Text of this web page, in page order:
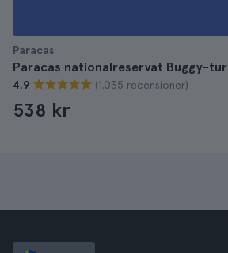
Paracas
Paracas nationalreservat Buggy-tur
4.9 (1.035 recensioner)
538 kr